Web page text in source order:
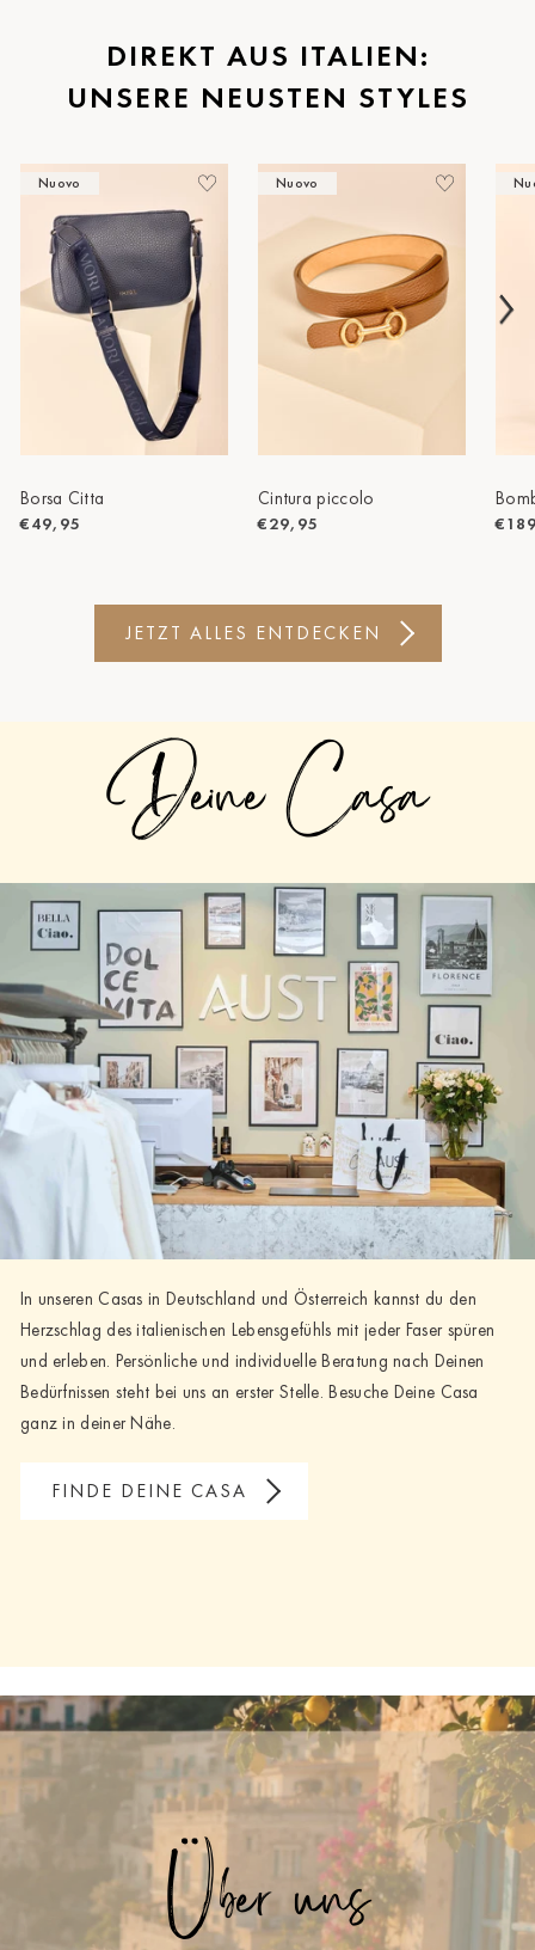
St.Pölten
Staufen
Timmendorf
Tulln
Tuttlingen
Wien Hietzing (13.Bez.)
Zwettl
DIREKT AUS ITALIEN:
UNSERE NEUSTEN STYLES
Nuovo
Borsa Citta
€49,95
Nuovo
Cintura piccolo
€29,95
JETZT ALLES ENTDECKEN
Deine Casa
In unseren Casas in Deutschland und Österreich kannst du den
Herzschlag des italienischen Lebensgefühls mit jeder Faser spüren
und erleben. Persönliche und individuelle Beratung nach Deinen
Bedürfnissen steht bei uns an erster Stelle. Besuche Deine Casa
ganz in deiner Nähe.
FINDE DEINE CASA
Über uns